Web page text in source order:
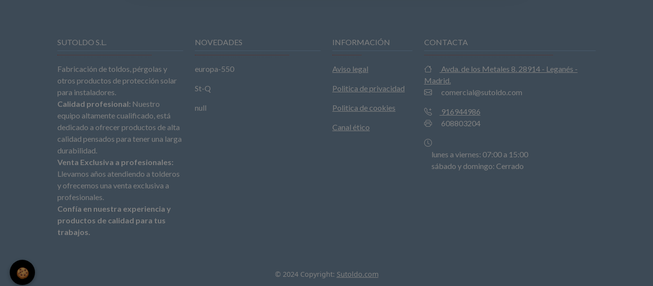
SUTOLDO S.L.
Fabricación de toldos, pérgolas y
otros productos de protección solar
para instaladores.
Calidad profesional: Nuestro
equipo altamente cualificado, está
dedicado a ofrecer productos de alta
calidad pensados para tener una larga
durabilidad.
Venta Exclusiva a profesionales:
Llevamos años atendiendo a tolderos
y ofrecemos una venta exclusiva a
profesionales.
Confía en nuestra experiencia y
productos de calidad para tus
trabajos.
NOVEDADES
europa-550
St-Q
null
INFORMACIÓN
Aviso legal
Politica de privacidad
Politica de cookies
Canal ético
CONTACTA
Avda. de los Metales 8. 28914 - Leganés -
Madrid.
comercial@sutoldo.com
916944986
608803204
lunes a viernes: 07:00 a 15:00
sábado y domingo: Cerrado
© 2024 Copyright: Sutoldo.com
🍪